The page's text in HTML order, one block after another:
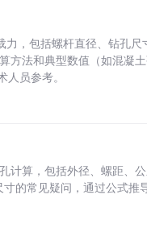
，包括螺杆直径、钻孔
方法和典型数值（如混凝
人员参考。
计算，包括外径、螺距、
寸的常见疑问，通过公式